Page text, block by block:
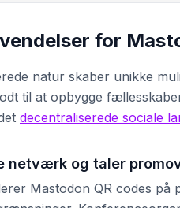
for
natur skaber unikke
til at opbygge
decentraliserede sociale
netværk og taler
Mastodon QR codes